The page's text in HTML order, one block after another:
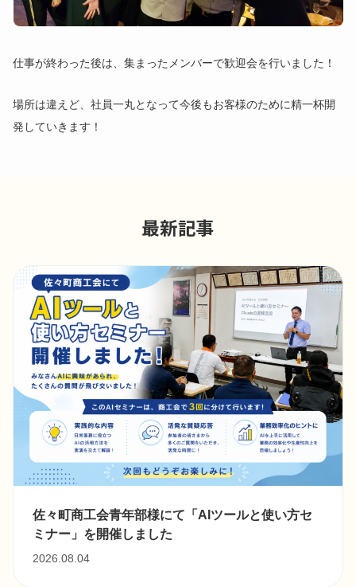
仕事が終わった後は、集まったメンバーで歓迎会を行いました！
場所は違えど、社員一丸となって今後もお客様のために精一杯開
発していきます！
最新記事
佐々町商工会青年部様にて「AIツールと使い方セ
ミナー」を開催しました
2026.08.04